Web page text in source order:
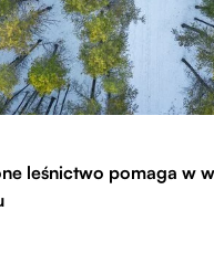
leśnictwo pomaga w